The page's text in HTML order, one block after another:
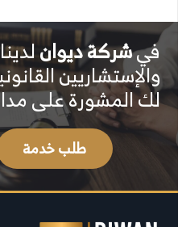
فيشركة ديوان
والإستشاريين
لك المشورة على
طلب خدمة